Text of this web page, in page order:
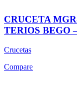
CRUCETA
TERIOS BEGO
Crucetas
Compare